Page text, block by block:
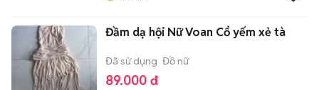
Đầm dạ hội Nữ Voan Cổ yếm xẻ tà
Đã sử dụng Đồ nữ
89.000 đ